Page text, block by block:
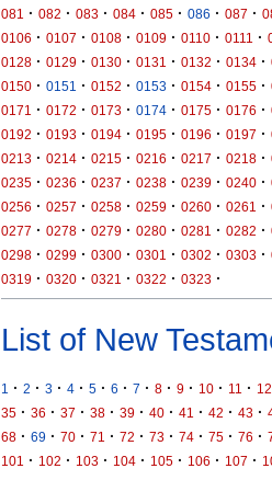
081
· 082 · 083 · 084 · 085 · 086 · 087 ·
0106 · 0107 · 0108 · 0109 · 0110 · 0111 ·
0128 · 0129 · 0130 · 0131 · 0132 · 0134 ·
0150 · 0151 · 0152 · 0153 · 0154 · 0155 ·
0171
· 0172 · 0173 · 0174 · 0175 · 0176 ·
0192 · 0193 · 0194 · 0195 · 0196 · 0197 ·
0213 · 0214 · 0215 · 0216 · 0217 · 0218 ·
0235 · 0236 · 0237 · 0238 · 0239 · 0240 ·
0256 · 0257 · 0258 · 0259 · 0260 · 0261 ·
0277 · 0278 · 0279 · 0280 · 0281 · 0282 ·
0298 · 0299 · 0300 · 0301 · 0302 · 0303 ·
0319 · 0320 · 0321 · 0322 · 0323 ·
List of New
1 · 2 · 3 · 4 · 5 · 6 · 7 · 8 · 9 · 10 · 11 · 12
35 · 36 · 37 · 38 · 39 · 40 · 41 · 42 · 43 ·
68 · 69 · 70 · 71 · 72 · 73 · 74 · 75 · 76 ·
101
· 102 · 103 · 104 · 105 · 106 · 107 ·